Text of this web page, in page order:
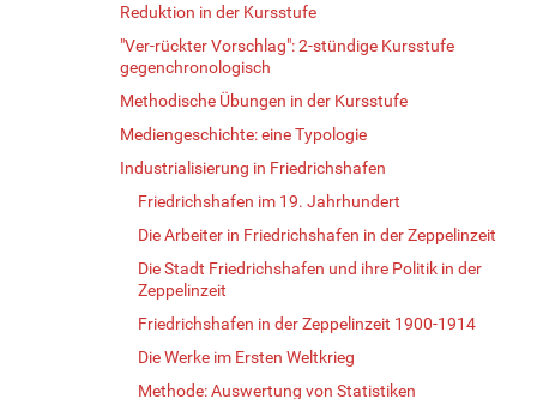
Reduktion in der Kursstufe
"Ver-rückter Vorschlag": 2-stündige Kursstufe
gegenchronologisch
Methodische Übungen in der Kursstufe
Mediengeschichte: eine Typologie
Industrialisierung in Friedrichshafen
Friedrichshafen im 19. Jahrhundert
Die Arbeiter in Friedrichshafen in der Zeppelinzeit
Die Stadt Friedrichshafen und ihre Politik in der
Zeppelinzeit
Friedrichshafen in der Zeppelinzeit 1900-1914
Die Werke im Ersten Weltkrieg
Methode: Auswertung von Statistiken